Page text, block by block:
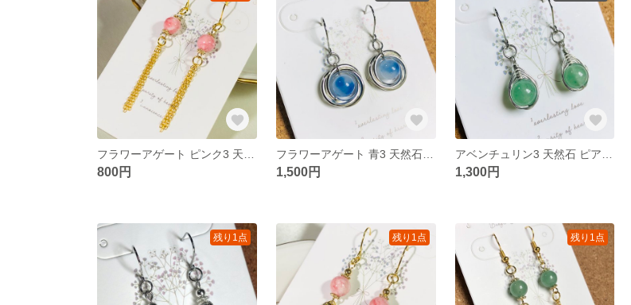
800円
フラワーアゲート 青3 天然石 ピアス リング シルバー
1,500円 1,300円
残り1点 残り1点 残り1点